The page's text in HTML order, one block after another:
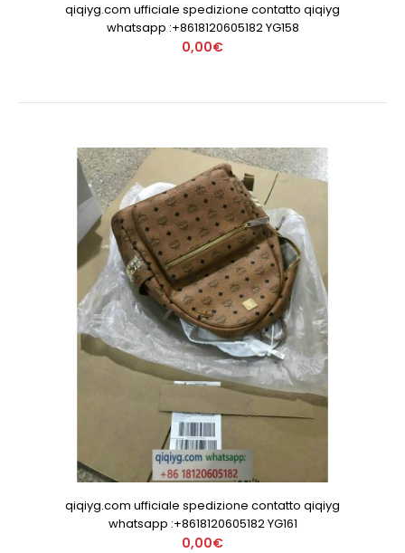
qiqiyg.com ufficiale spedizione contatto qiqiyg
whatsapp :+8618120605182 YG158
0,00€
qiqiyg.com ufficiale spedizione contatto qiqiyg
whatsapp :+8618120605182 YG161
0,00€